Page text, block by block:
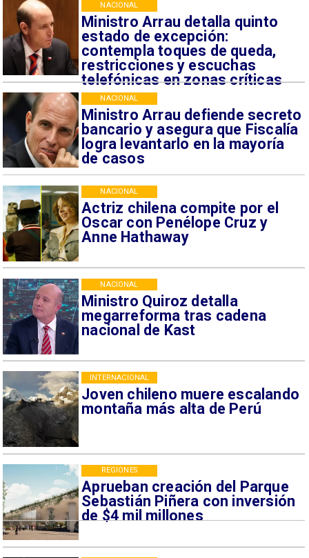
Ministro Arrau detalla quinto
estado de excepción:
contempla toques de queda,
restricciones y escuchas
telefónicas en zonas críticas
NACIONAL
Ministro Arrau defiende secreto
bancario y asegura que Fiscalía
logra levantarlo en la mayoría
de casos
NACIONAL
Actriz chilena compite por el
Oscar con Penélope Cruz y
Anne Hathaway
NACIONAL
Ministro Quiroz detalla
megarreforma tras cadena
nacional de Kast
NACIONAL
Joven chileno muere escalando
montaña más alta de Perú
INTERNACIONAL
Aprueban creación del Parque
Sebastián Piñera con inversión
de $4 mil millones
REGIONES